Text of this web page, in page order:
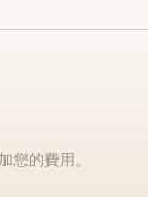
您的費用。